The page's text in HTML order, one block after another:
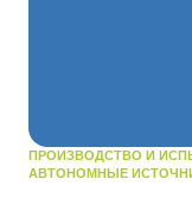
ПРОИЗВОДСТВО И
АВТОНОМНЫЕ